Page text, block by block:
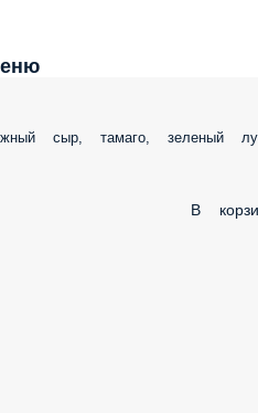
сыр, тамаго, зеленый
В